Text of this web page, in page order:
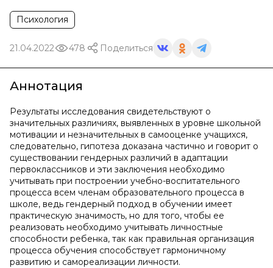
Психология
21.04.2022 478 Поделиться
Аннотация
Результаты исследования свидетельствуют о
значительных различиях, выявленных в уровне школьной
мотивации и незначительных в самооценке учащихся,
следовательно, гипотеза доказана частично и говорит о
существовании гендерных различий в адаптации
первоклассников и эти заключения необходимо
учитывать при построении учебно-воспитательного
процесса всем членам образовательного процесса в
школе, ведь гендерный подход в обучении имеет
практическую значимость, но для того, чтобы ее
реализовать необходимо учитывать личностные
способности ребенка, так как правильная организация
процесса обучения способствует гармоничному
развитию и самореализации личности.